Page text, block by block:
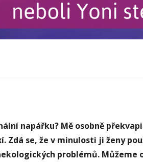
napářku? Mě osobně
Zdá se, že v minulosti ji ženy
problémů. Můžeme